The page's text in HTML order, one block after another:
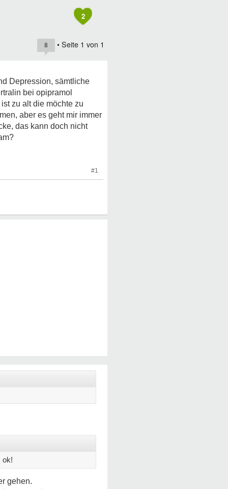
2
8 • Seite 1 von 1
Depression, sämtliche
bei opipramol
zu alt die möchte zu
aber es geht mir immer
das kann doch nicht
#1
ok!
gehen.